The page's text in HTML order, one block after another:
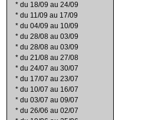
* du 18/09 au 24/09
* du 11/09 au 17/09
* du 04/09 au 10/09
* du 28/08 au 03/09
* du 28/08 au 03/09
* du 21/08 au 27/08
* du 24/07 au 30/07
* du 17/07 au 23/07
* du 10/07 au 16/07
* du 03/07 au 09/07
* du 26/06 au 02/07